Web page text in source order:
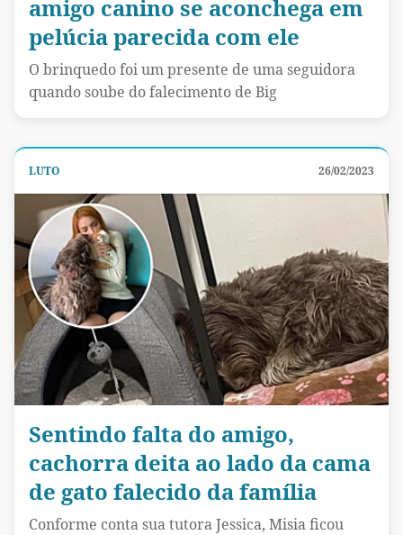
amigo canino se aconchega em
pelúcia parecida com ele
O brinquedo foi um presente de uma seguidora
quando soube do falecimento de Big
LUTO 26/02/2023
Sentindo falta do amigo,
cachorra deita ao lado da cama
de gato falecido da família
Conforme conta sua tutora Jessica, Misia ficou